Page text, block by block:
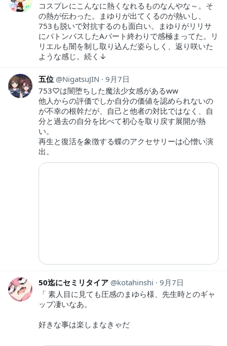
コスプレにこんなに熱くなれるものなんやな～。そ
の熱が伝わった。まゆりが出てくるのが熱いし、
753も脱いで対抗するのも面白い。まゆりがリリサ
にバトンパスしたAパート終わりで感極まってた。リ
リエルも闇を制し取り込んだ姿らしく、返り咲いた
ような感じ。続く↓
五位 NigatsuJIN
9月7日
753♡は闇堕ちした魔法少女感があるww
他人からの評価でしか自分の価値を認められないの
が不幸の根幹だが、自己と他者の対比ではなく、自
分と過去の自分を比べて初心を取り戻す展開が熱
い。
再生と復活を象徴する蝶のアクセサリーは心憎い演
出。
50迄にセミリタイア kotahinshi
9月7日
「 素人目に見ても圧感のまゆら様、先生時とのギャ
ップ凄いなあ。
好きな事は楽しまなきゃだ